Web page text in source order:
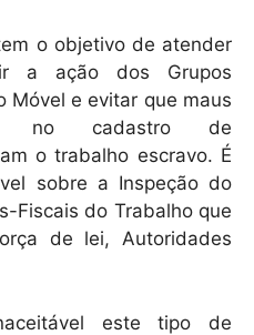
o objetivo de atender
a ação dos Grupos
Móvel e evitar que maus
no cadastro de
o trabalho escravo. É
sobre a Inspeção do
Fiscais do Trabalho que
de lei, Autoridades
este tipo de